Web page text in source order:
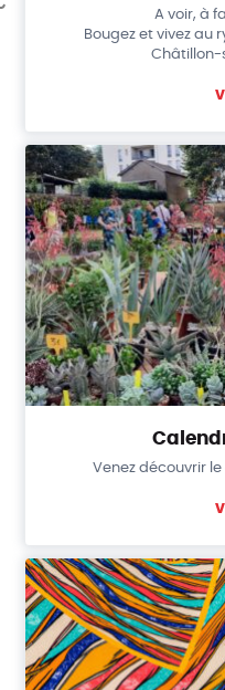
A voir, à
Bougez et vivez au
Châtillon-
Venez découvrir